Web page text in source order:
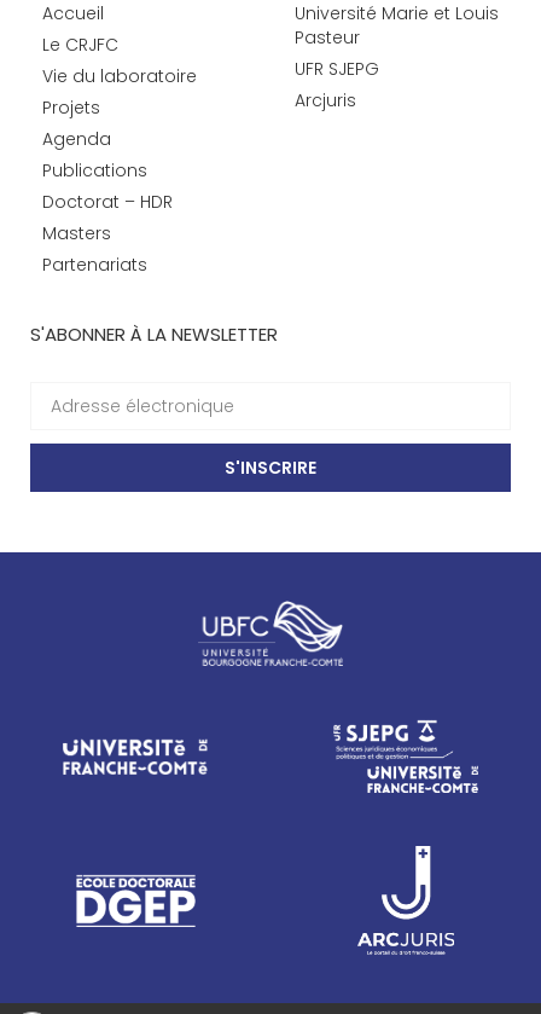
Accueil
Le CRJFC
Vie du laboratoire
Projets
Agenda
Publications
Doctorat – HDR
Masters
Partenariats
Université Marie et Louis
Pasteur
UFR SJEPG
Arcjuris
S'ABONNER À LA NEWSLETTER
S'INSCRIRE